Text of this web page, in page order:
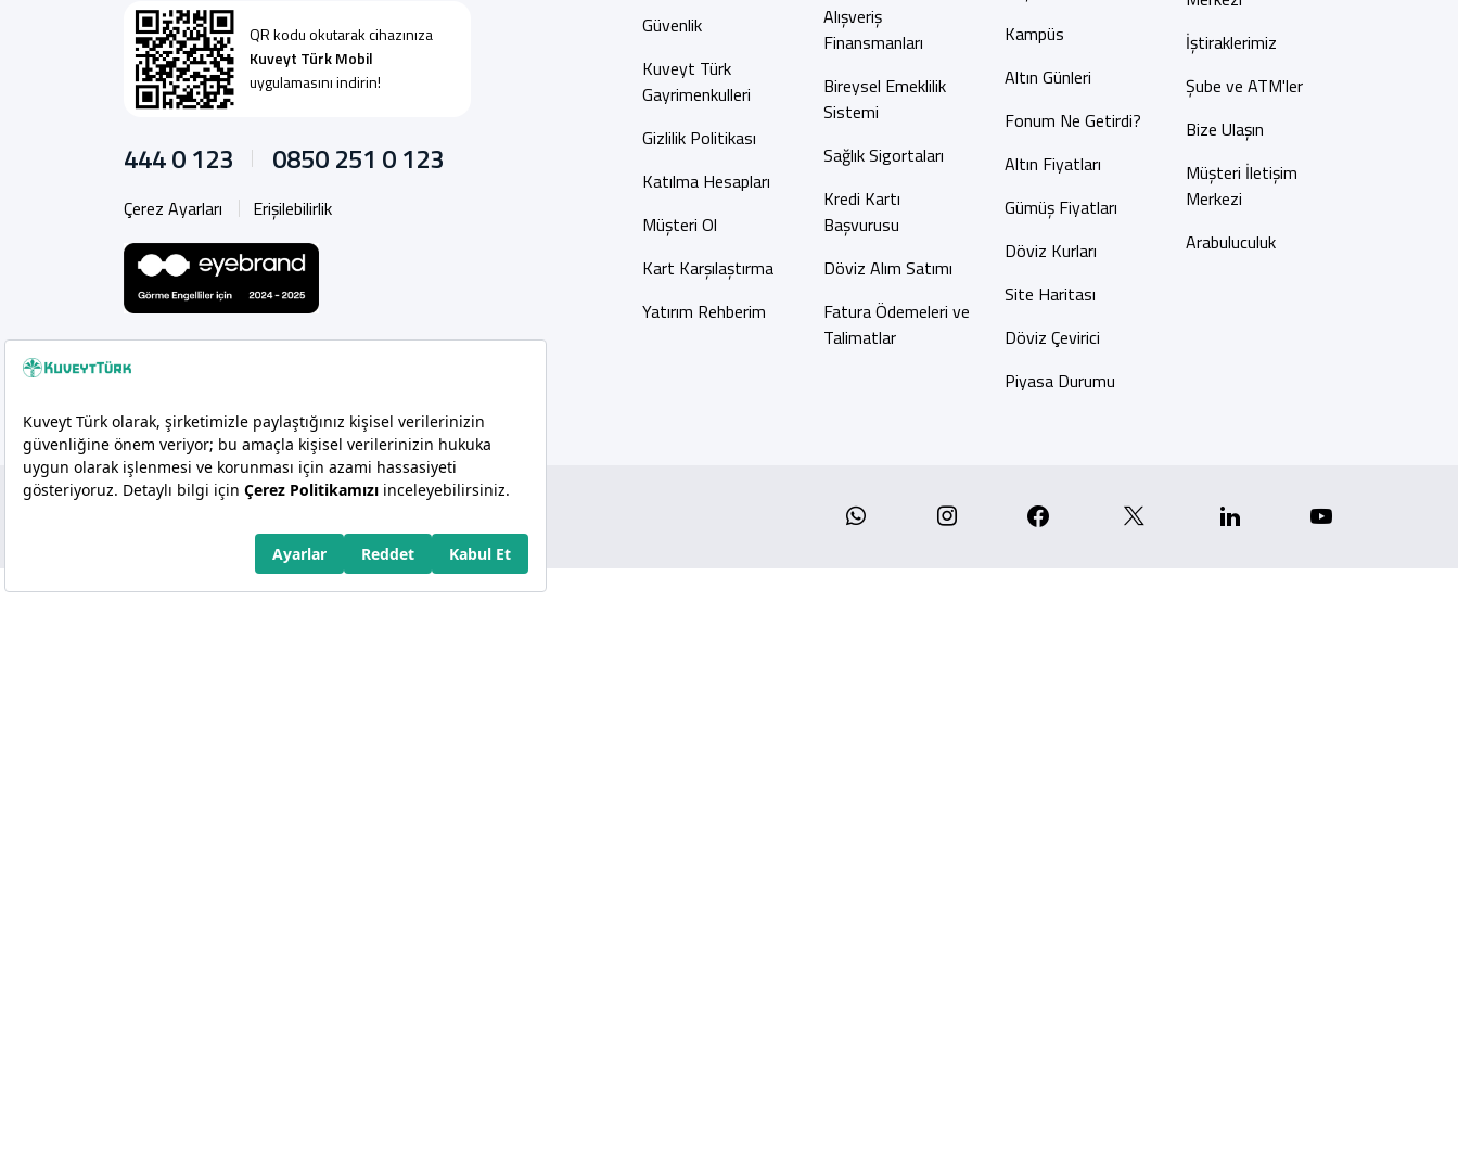
Güvenlik
Kuveyt Türk
Gayrimenkulleri
Gizlilik Politikası
Katılma Hesapları
Müşteri Ol
Kart Karşılaştırma
Yatırım Rehberim
Alışveriş
Finansmanları
Bireysel Emeklilik
Sistemi
Sağlık Sigortaları
Kredi Kartı
Başvurusu
Döviz Alım Satımı
Fatura Ödemeleri ve
Talimatlar
Kampüs
Altın Günleri
Fonum Ne Getirdi?
Altın Fiyatları
Gümüş Fiyatları
Döviz Kurları
Site Haritası
Döviz Çevirici
Piyasa Durumu
İştiraklerimiz
Şube ve ATM'ler
Bize Ulaşın
Müşteri İletişim
Merkezi
Arabuluculuk
QR kodu okutarak cihazınıza
Kuveyt Türk Mobil
uygulamasını indirin!
444 0 123 0850 251 0 123
Çerez Ayarları Erişilebilirlik
Whatsapp Instagram Facebook Linkedin